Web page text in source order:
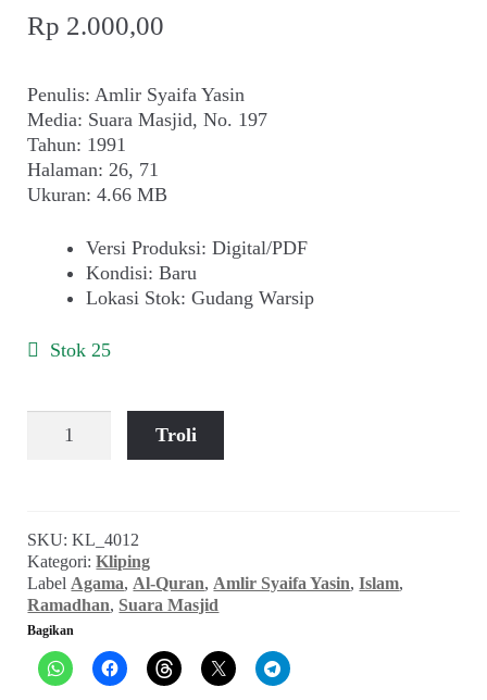
Rp 2.000,00
Penulis: Amlir Syaifa Yasin
Media: Suara Masjid, No. 197
Tahun: 1991
Halaman: 26, 71
Ukuran: 4.66 MB
Versi Produksi: Digital/PDF
Kondisi: Baru
Lokasi Stok: Gudang Warsip
Stok 25
Amlir
Marhaban
Ya
Ramadhan
(Suara
Masjid,
Maret
Troli
SKU:KL_4012
Kategori:Kliping
Label Agama, Al-Quran, Amlir Syaifa Yasin,Islam,
Ramadhan, Suara Masjid
Bagikan